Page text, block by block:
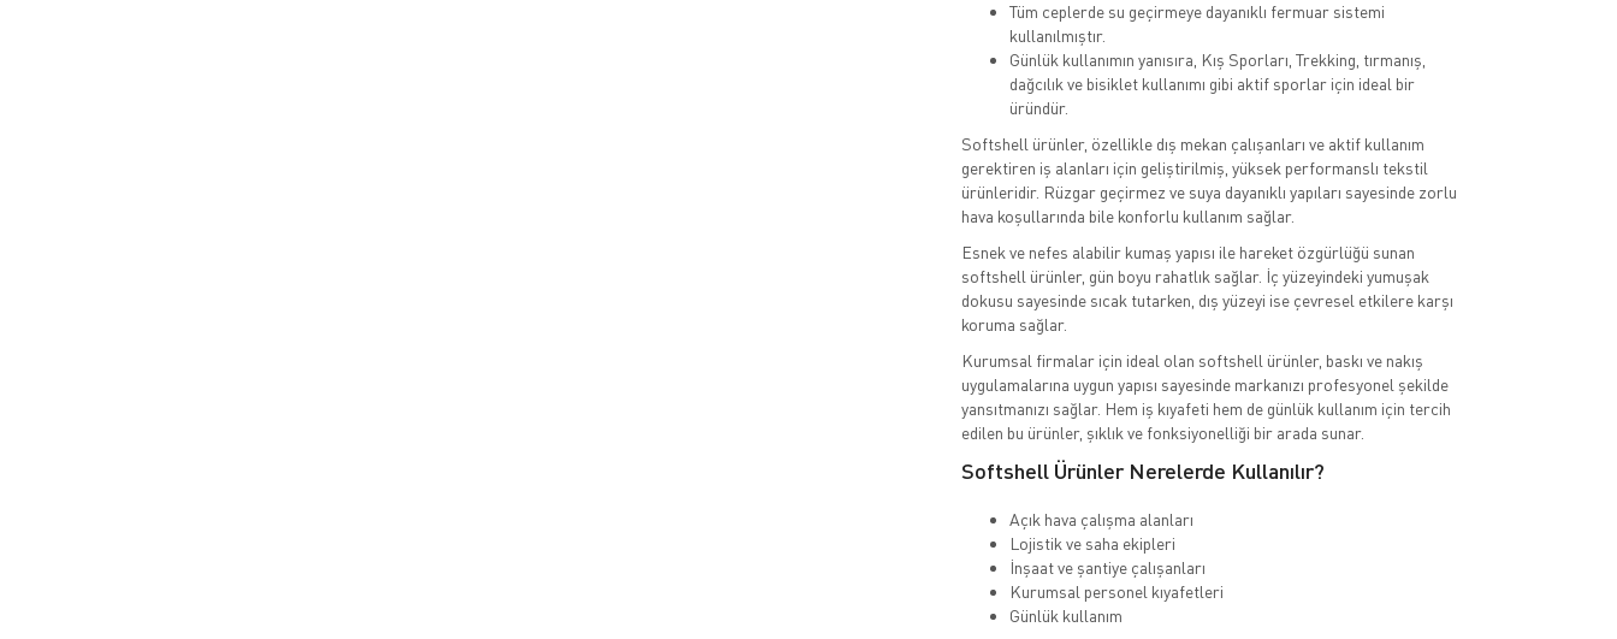
Tüm ceplerde su geçirmeye dayanıklı fermuar sistemi
kullanılmıştır.
Günlük kullanımın yanısıra, Kış Sporları, Trekking, tırmanış,
dağcılık ve bisiklet kullanımı gibi aktif sporlar için ideal bir
üründür.
Softshell ürünler, özellikle dış mekan çalışanları ve aktif kullanım
gerektiren iş alanları için geliştirilmiş, yüksek performanslı tekstil
ürünleridir. Rüzgar geçirmez ve suya dayanıklı yapıları sayesinde zorlu
hava koşullarında bile konforlu kullanım sağlar.
Esnek ve nefes alabilir kumaş yapısı ile hareket özgürlüğü sunan
softshell ürünler, gün boyu rahatlık sağlar. İç yüzeyindeki yumuşak
dokusu sayesinde sıcak tutarken, dış yüzeyi ise çevresel etkilere karşı
koruma sağlar.
Kurumsal firmalar için ideal olan softshell ürünler, baskı ve nakış
uygulamalarına uygun yapısı sayesinde markanızı profesyonel şekilde
yansıtmanızı sağlar. Hem iş kıyafeti hem de günlük kullanım için tercih
edilen bu ürünler, şıklık ve fonksiyonelliği bir arada sunar.
Softshell Ürünler Nerelerde Kullanılır?
Açık hava çalışma alanları
Lojistik ve saha ekipleri
İnşaat ve şantiye çalışanları
Kurumsal personel kıyafetleri
Günlük kullanım